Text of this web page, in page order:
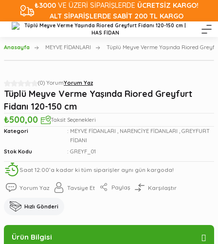
₺3000VE ÜZERİ SİPARİŞLERDE ÜCRETSİZ KARGO!
ALT SİPARİŞLERDE SABİT 200 TL KARGO
Anasayfa MEYVE FİDANLARI Tüplü Meyve Verme Yaşında Riored
(0) YorumYorum Yaz
Tüplü Meyve Verme Yaşında Riored Greyfurt
Fidanı 120-150 cm
₺500,00
Taksit Seçenekleri
Kategori
MEYVE FİDANLARI , NARENCİYE FİDANLARI , GREYFURT
FİDANI
Stok Kodu
GREYF_01
Saat 12:00’a kadar ki tüm siparişler aynı gün kargoda!
Yorum Yaz Tavsiye Et Paylaş Karşılaştır
Hızlı Gönderi
Ürün Bilgisi